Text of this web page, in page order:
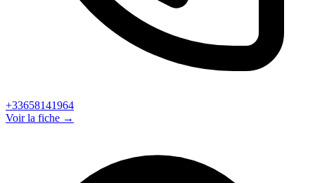
+33658141964
Voir la fiche →